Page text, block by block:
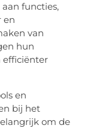
functies,
en
van
hun
efficiënter
en
bij het
om de